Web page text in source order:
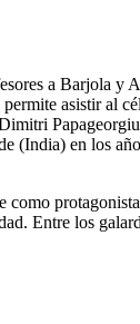
a Barjola
asistir
(India) en los
Entre los